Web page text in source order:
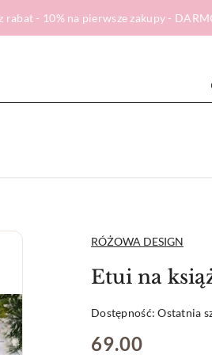
- 10% na pierwsze zakupy -
NAZWA
PRODUCENTA:
RÓŻOWA DESIGN
Etui na
Dostępność:Ostatnia
cena:
69.00